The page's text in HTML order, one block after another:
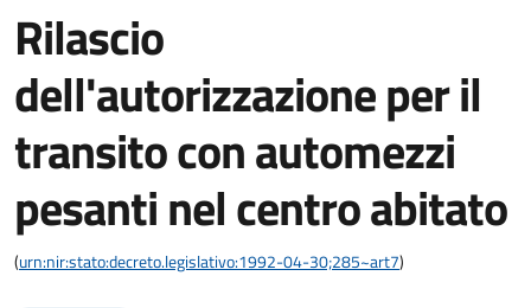
Rilascio
dell'autorizzazione per il
transito con automezzi
pesanti nel centro abitato
(urn:nir:stato:decreto.legislativo:1992-04-30;285~art7)